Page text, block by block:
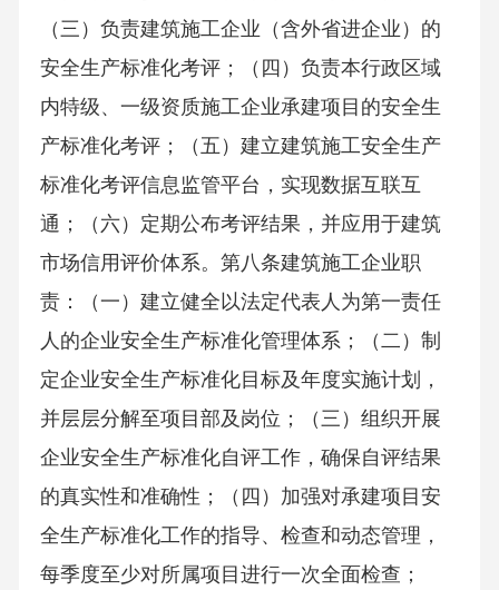
（三）负责建筑施工企业（含外省进企业）的
安全生产标准化考评；（四）负责本行政区域
内特级、一级资质施工企业承建项目的安全生
产标准化考评；（五）建立建筑施工安全生产
标准化考评信息监管平台，实现数据互联互
通；（六）定期公布考评结果，并应用于建筑
市场信用评价体系。第八条建筑施工企业职
责：（一）建立健全以法定代表人为第一责任
人的企业安全生产标准化管理体系；（二）制
定企业安全生产标准化目标及年度实施计划，
并层层分解至项目部及岗位；（三）组织开展
企业安全生产标准化自评工作，确保自评结果
的真实性和准确性；（四）加强对承建项目安
全生产标准化工作的指导、检查和动态管理，
每季度至少对所属项目进行一次全面检查；